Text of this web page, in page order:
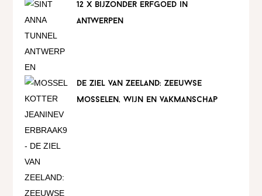
12 x bijzonder erfgoed in
antwerpen
de ziel van zeeland: zeeuwse
mosselen, wijn en vakmanschap